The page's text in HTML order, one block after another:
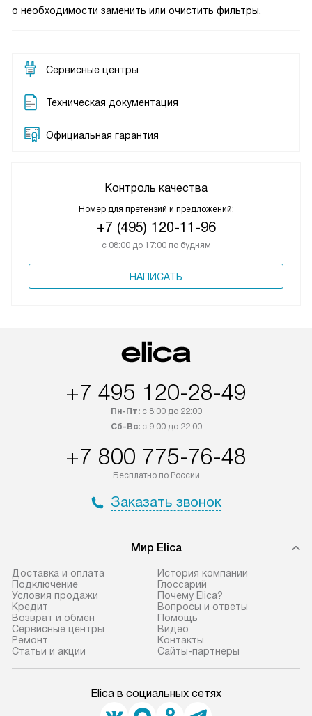
о необходимости заменить или очистить фильтры.
Сервисные центры
Техническая документация
Официальная гарантия
Контроль качества
Номер для претензий и предложений:
+7 (495) 120-11-96
с 08:00 до 17:00 по будням
НАПИСАТЬ
+7 495 120-28-49
Пн-Пт:с 8:00 до 22:00
Сб-Вс:с 9:00 до 22:00
+7 800 775-76-48
Бесплатно по России
Заказать звонок
Мир Elica
Доставка и оплата
Подключение
Условия продажи
Кредит
Возврат и обмен
Сервисные центры
Ремонт
Статьи и акции
История компании
Глоссарий
Почему Elica?
Вопросы и ответы
Помощь
Видео
Контакты
Сайты-партнеры
Elica в социальных сетях